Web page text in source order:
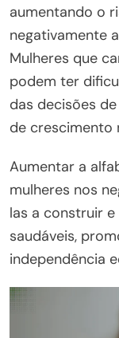
aumentando o
negativamente
Mulheres que
podem ter
das decisões
de crescimento
Aumentar a
mulheres nos
las a construir
saudáveis,
independência